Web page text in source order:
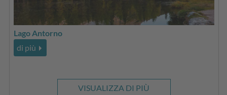
Lago Antorno
di più
VISUALIZZA DI PIÙ